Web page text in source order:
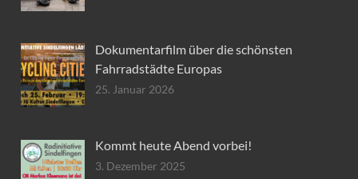
Dokumentarfilm über die schönsten
Fahrradstädte Europas
25. Januar 2026
Kommt heute Abend vorbei!
3. Dezember 2025